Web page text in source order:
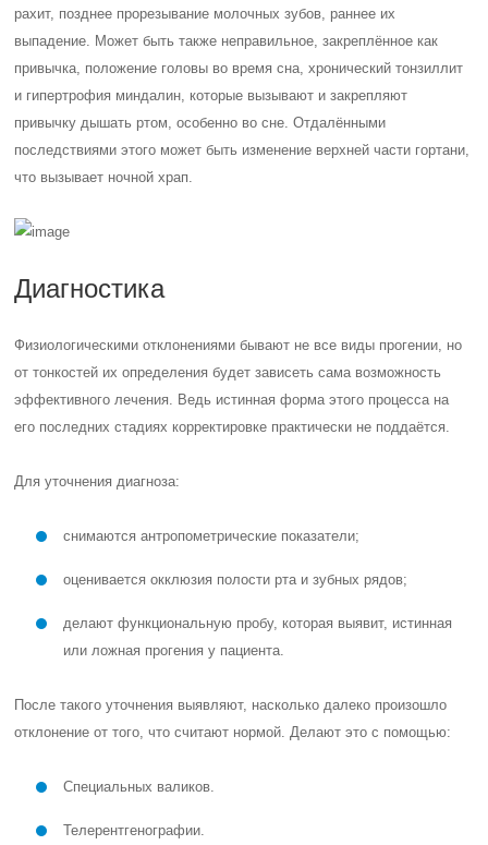
рахит, позднее прорезывание молочных зубов, раннее их
выпадение. Может быть также неправильное, закреплённое как
привычка, положение головы во время сна, хронический тонзиллит
и гипертрофия миндалин, которые вызывают и закрепляют
привычку дышать ртом, особенно во сне. Отдалёнными
последствиями этого может быть изменение верхней части гортани,
что вызывает ночной храп.
Диагностика
Физиологическими отклонениями бывают не все виды прогении, но
от тонкостей их определения будет зависеть сама возможность
эффективного лечения. Ведь истинная форма этого процесса на
его последних стадиях корректировке практически не поддаётся.
Для уточнения диагноза:
снимаются антропометрические показатели;
оценивается окклюзия полости рта и зубных рядов;
делают функциональную пробу, которая выявит, истинная
или ложная прогения у пациента.
После такого уточнения выявляют, насколько далеко произошло
отклонение от того, что считают нормой. Делают это с помощью:
Специальных валиков.
Телерентгенографии.